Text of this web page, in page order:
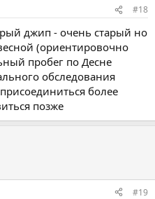
#18
джип - очень старый но
(ориентировочно
пробег по Десне
обследования
более
позже
#19